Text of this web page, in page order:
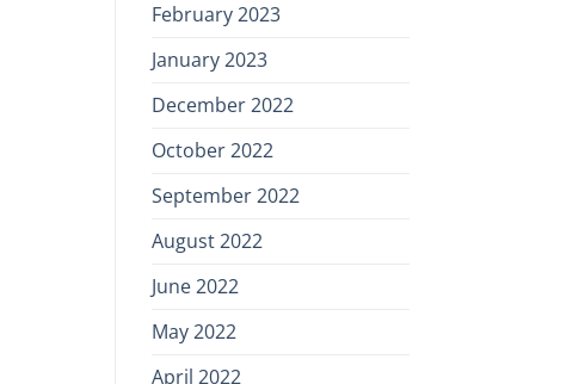
February 2023
January 2023
December 2022
October 2022
September 2022
August 2022
June 2022
May 2022
April 2022